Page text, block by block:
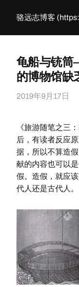
骆远志博客
龟船与铳筒
的博物馆缺
2019年9月17日
《旅游随笔之三
后，有读者反应
据，所以不算造
献的内容也可以
假。造假，就应
代人还是古代人。